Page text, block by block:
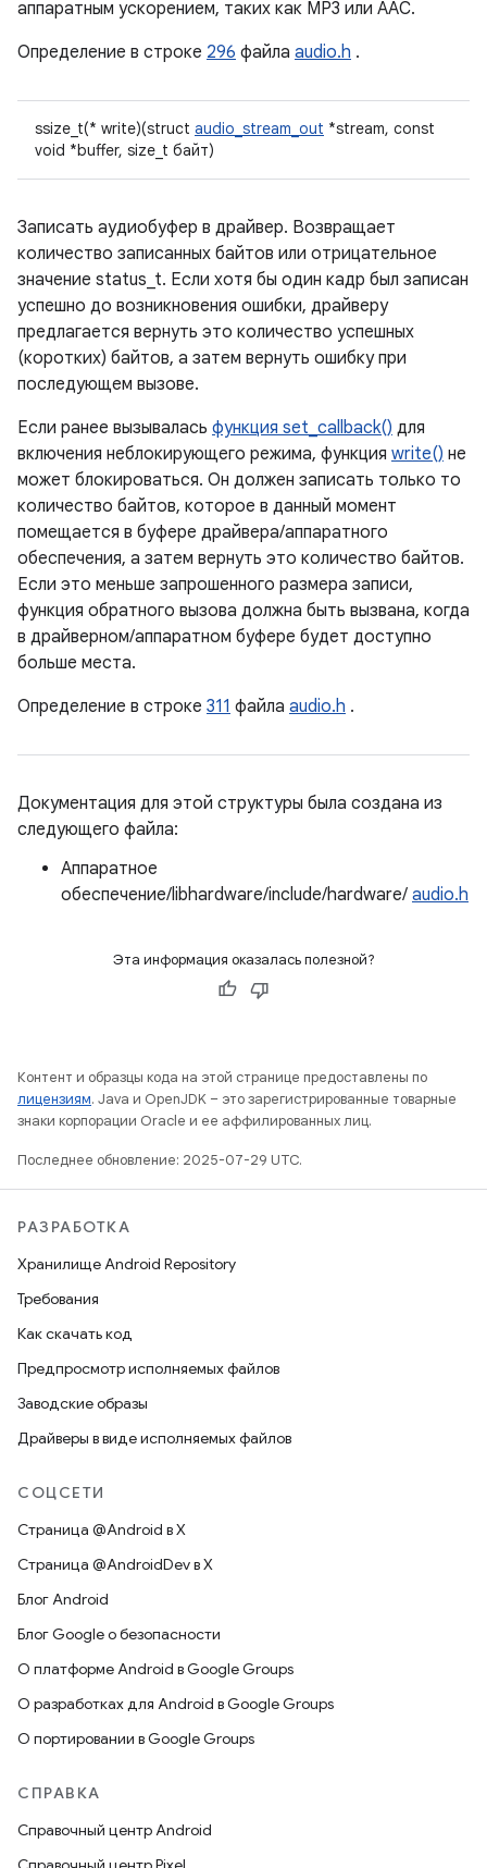
аппаратным ускорением, таких как MP3 или AAC.
Определение в строке 296 файла audio.h .
ssize_t(* write)(struct audio_stream_out *stream, const
void *buffer, size_t байт)
Записать аудиобуфер в драйвер. Возвращает
количество записанных байтов или отрицательное
значение status_t. Если хотя бы один кадр был записан
успешно до возникновения ошибки, драйверу
предлагается вернуть это количество успешных
(коротких) байтов, а затем вернуть ошибку при
последующем вызове.
Если ранее вызывалась функция set_callback() для
включения неблокирующего режима, функция write() не
может блокироваться. Он должен записать только то
количество байтов, которое в данный момент
помещается в буфере драйвера/аппаратного
обеспечения, а затем вернуть это количество байтов.
Если это меньше запрошенного размера записи,
функция обратного вызова должна быть вызвана, когда
в драйверном/аппаратном буфере будет доступно
больше места.
Определение в строке 311 файла audio.h .
Документация для этой структуры была создана из
следующего файла:
Аппаратное
обеспечение/libhardware/include/hardware/ audio.h
Эта информация оказалась полезной?
Контент и образцы кода на этой странице предоставлены по
лицензиям. Java и OpenJDK – это зарегистрированные товарные
знаки корпорации Oracle и ее аффилированных лиц.
Последнее обновление: 2025-07-29 UTC.
РАЗРАБОТКА
Хранилище Android Repository
Требования
Как скачать код
Предпросмотр исполняемых файлов
Заводские образы
Драйверы в виде исполняемых файлов
СОЦСЕТИ
Страница @Android в X
Страница @AndroidDev в X
Блог Android
Блог Google о безопасности
О платформе Android в Google Groups
О разработках для Android в Google Groups
О портировании в Google Groups
СПРАВКА
Справочный центр Android